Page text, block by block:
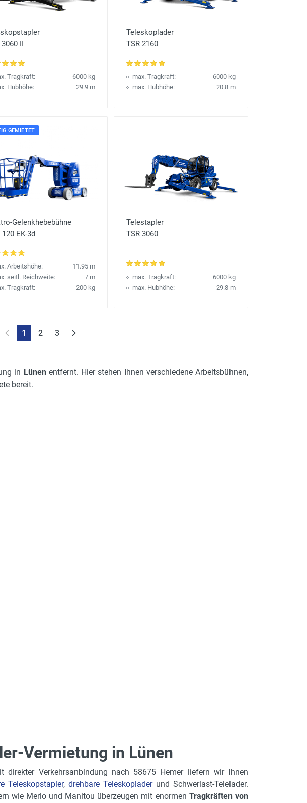
3060 II
Tragkraft:
6000 kg
Hubhöhe:
29.9 m
Teleskoplader
TSR 2160
max. Tragkraft:
6000 kg
max. Hubhöhe:
20.8 m
GEMIETET
Gelenkhebebühne
120 EK-3d
Arbeitshöhe:
11.95 m
seitl. Reichweite:
7 m
Tragkraft:
200 kg
Telestapler
TSR 3060
max. Tragkraft:
6000 kg
max. Hubhöhe:
29.8 m
1 2 3
in Lünenentfernt. Hier stehen Ihnen verschiedene Arbeitsbühnen,
bereit.
Vermietung in Lünen
direkter Verkehrsanbindung nach 58675 Hemer liefern wir Ihnen
Teleskopstapler, drehbare Teleskopladerund Schwerlast-Telelader.
wie Merlo und Manitou überzeugen mit enormen Tragkräften von